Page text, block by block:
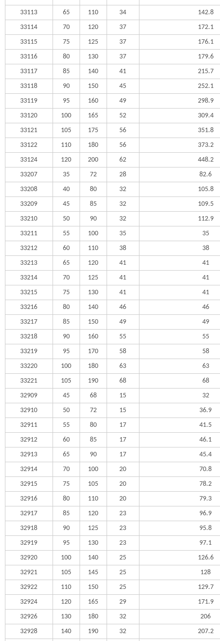
33113
65 110 34
142.8
33114
70 120 37
172.1
33115
75 125 37
176.1
33116
80 130 37
179.6
33117
85 140 41
215.7
33118
90 150 45
252.1
33119
95 160 49
298.9
33120
100 165 52
309.4
33121
105 175 56
351.8
33122
110 180 56
373.2
33124
120 200 62
448.2
33207
35 72 28
82.6
33208
40 80 32
105.8
33209
45 85 32
109.5
33210
50 90 32
112.9
33211
55 100 35
35
33212
60 110 38
38
33213
65 120 41
41
33214
70 125 41
41
33215
75 130 41
41
33216
80 140 46
46
33217
85 150 49
49
33218
90 160 55
55
33219
95 170 58
58
33220
100 180 63
63
33221
105 190 68
68
32909
45 68 15
32
32910
50 72 15
36.9
32911
55 80 17
41.5
32912
60 85 17
46.1
32913
65 90 17
45.4
32914
70 100 20
70.8
32915
75 105 20
78.2
32916
80 110 20
79.3
32917
85 120 23
96.9
32918
90 125 23
95.8
32919
95 130 23
97.1
32920
100 140 25
126.6
32921
105 145 25
128
32922
110 150 25
129.7
32924
120 165 29
171.9
32926
130 180 32
206
32928
140 190 32 207.2